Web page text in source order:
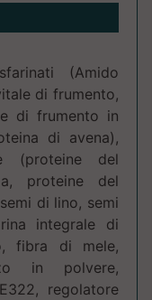
(Amido
di frumento,
di frumento in
di avena),
(proteine del
proteine del
di lino, semi
integrale di
fibra di mele,
in polvere,
regolatore